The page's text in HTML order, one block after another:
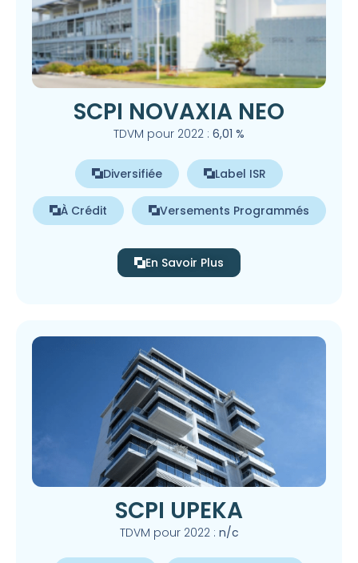
SCPI NOVAXIA NEO
TDVM pour 2022 : 6,01 %
Diversifiée Label ISR
À Crédit Versements Programmés
En Savoir Plus
SCPI UPEKA
TDVM pour 2022 : n/c